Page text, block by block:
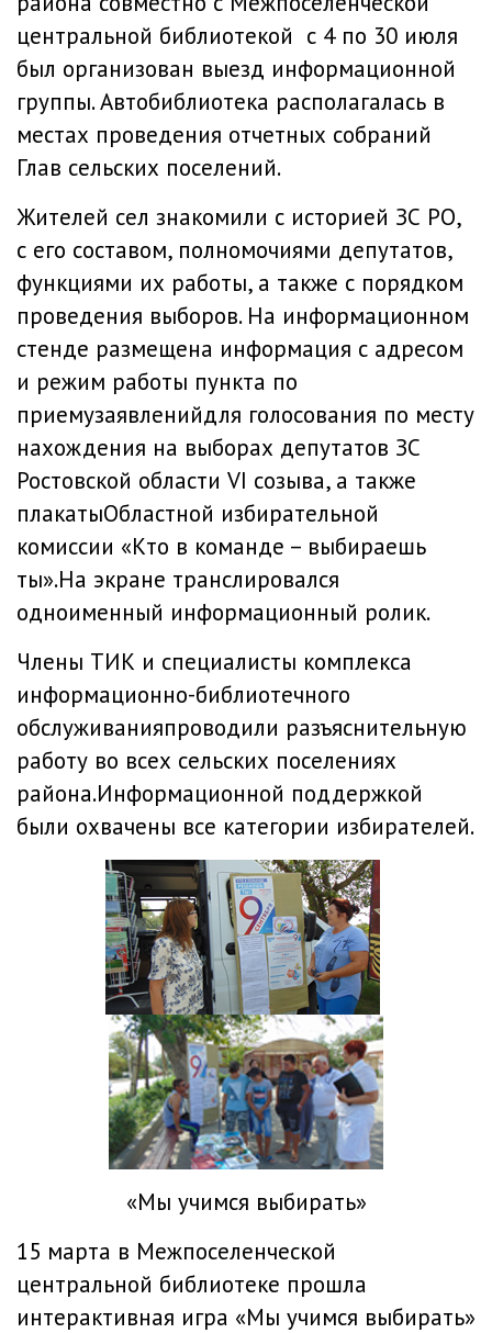
центральной библиотекой с 4 по 30 июля
был организован выезд информационной
группы. Автобиблиотека располагалась в
местах проведения отчетных собраний
Глав сельских поселений.
Жителей сел знакомили с историей ЗС РО,
с его составом, полномочиями депутатов,
функциями их работы, а также с порядком
проведения выборов. На информационном
стенде размещена информация с адресом
и режим работы пункта по
приемузаявленийдля голосования по месту
нахождения на выборах депутатов ЗС
Ростовской области VI созыва, а также
плакатыОбластной избирательной
комиссии «Кто в команде – выбираешь
ты».На экране транслировался
одноименный информационный ролик.
Члены ТИК и специалисты комплекса
информационно-библиотечного
обслуживанияпроводили разъяснительную
работу во всех сельских поселениях
района.Информационной поддержкой
были охвачены все категории избирателей.
«Мы учимся выбирать»
15 марта в Межпоселенческой
центральной библиотеке прошла
интерактивная игра «Мы учимся выбирать»